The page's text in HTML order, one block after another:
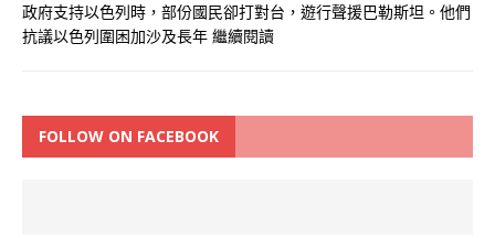
政府支持以色列時，部份國民卻打對台，遊行聲援巴勒斯坦。他們
抗議以色列圍困加沙及長年 繼續閱讀
FOLLOW ON FACEBOOK